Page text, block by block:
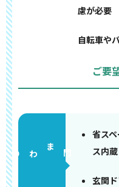
慮が必要
自転車や
ご要
門まわり
省ス
ス内蔵
玄関